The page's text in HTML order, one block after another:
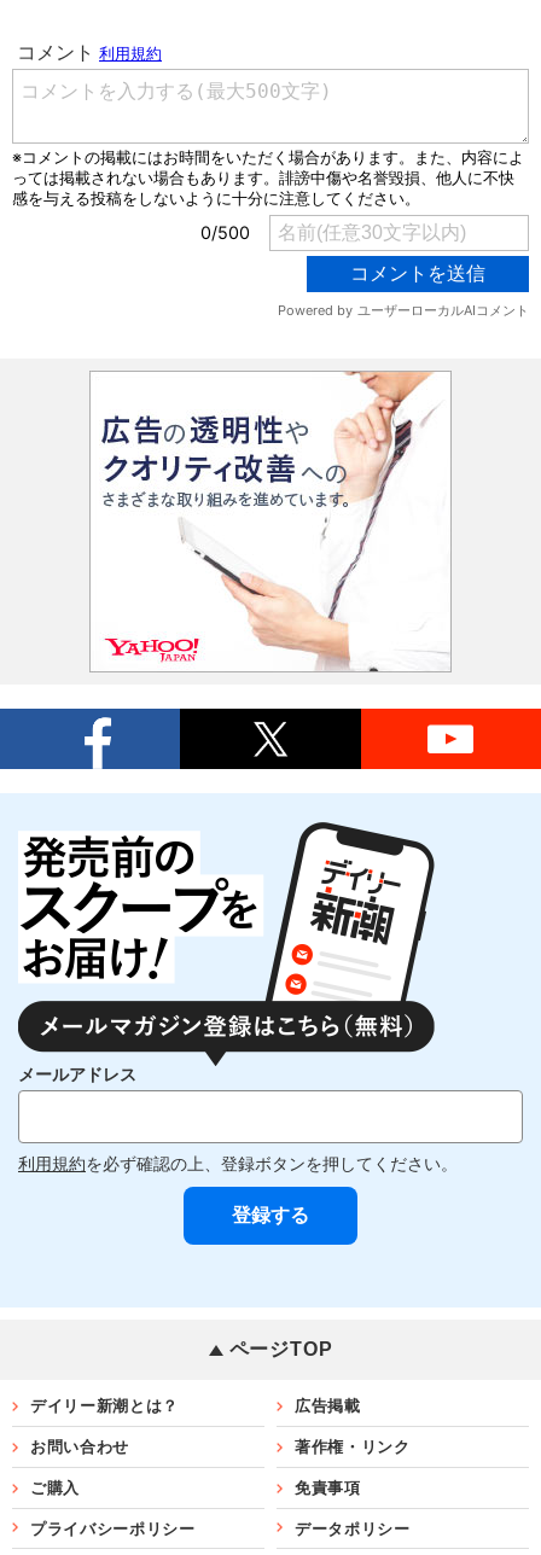
メールアドレス
利用規約を必ず確認の上、登録ボタンを押してください。
ページTOP
デイリー新潮とは？ 広告掲載
お問い合わせ 著作権・リンク
ご購入 免責事項
プライバシーポリシー データポリシー